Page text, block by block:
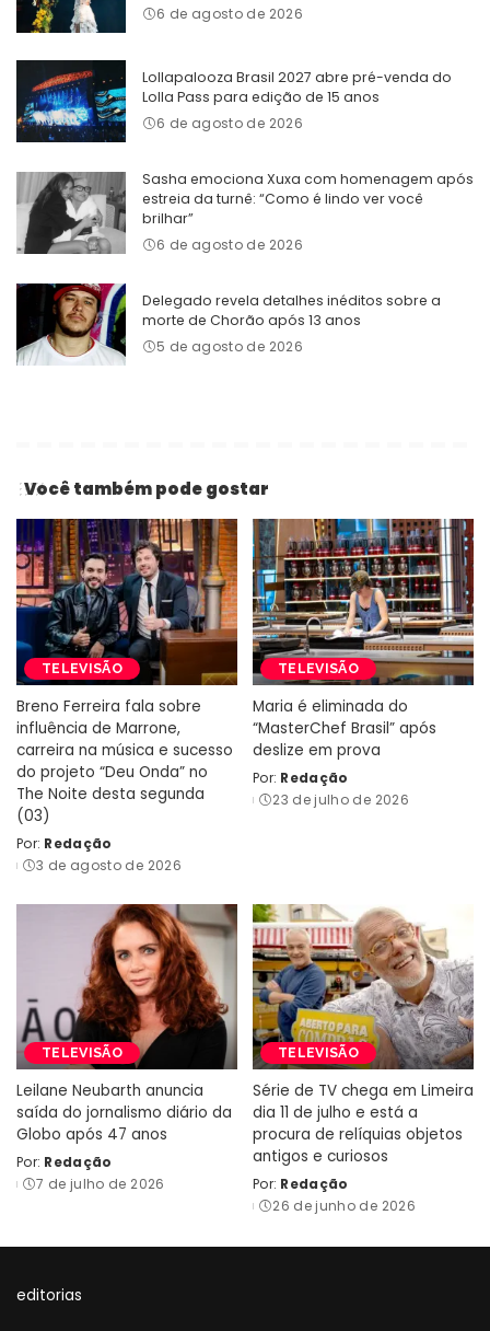
6 de agosto de 2026
Lollapalooza Brasil 2027 abre pré-venda do
Lolla Pass para edição de 15 anos
6 de agosto de 2026
Sasha emociona Xuxa com homenagem após
estreia da turnê: “Como é lindo ver você
brilhar”
6 de agosto de 2026
Delegado revela detalhes inéditos sobre a
morte de Chorão após 13 anos
5 de agosto de 2026
Você também pode gostar
TELEVISÃO
Breno Ferreira fala sobre
influência de Marrone,
carreira na música e sucesso
do projeto “Deu Onda” no
The Noite desta segunda
(03)
Posted
by
Por: Redação
3 de agosto de 2026
TELEVISÃO
Maria é eliminada do
“MasterChef Brasil” após
deslize em prova
Posted
by
Por: Redação
23 de julho de 2026
TELEVISÃO
Leilane Neubarth anuncia
saída do jornalismo diário da
Globo após 47 anos
Posted
by
Por: Redação
7 de julho de 2026
TELEVISÃO
Série de TV chega em Limeira
dia 11 de julho e está a
procura de relíquias objetos
antigos e curiosos
Posted
by
Por: Redação
26 de junho de 2026
editorias